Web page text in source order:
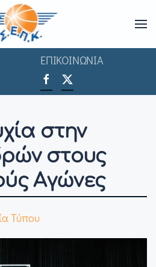
ΕΠΙΚΟΙΝΩΝΙΑ
στην
στους
Αγώνες
Τύπου